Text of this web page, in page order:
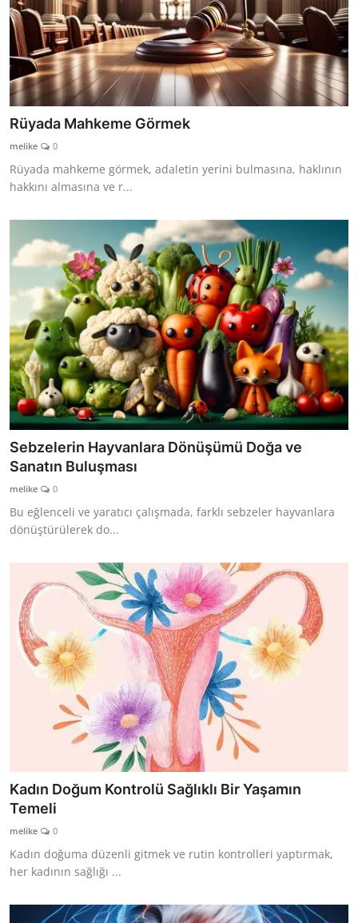
Rüyada Mahkeme Görmek
melike 0
Rüyada mahkeme görmek, adaletin yerini bulmasına, haklının
hakkını almasına ve r...
Sebzelerin Hayvanlara Dönüşümü Doğa ve
Sanatın Buluşması
melike 0
Bu eğlenceli ve yaratıcı çalışmada, farklı sebzeler hayvanlara
dönüştürülerek do...
Kadın Doğum Kontrolü Sağlıklı Bir Yaşamın
Temeli
melike 0
Kadın doğuma düzenli gitmek ve rutin kontrolleri yaptırmak,
her kadının sağlığı ...